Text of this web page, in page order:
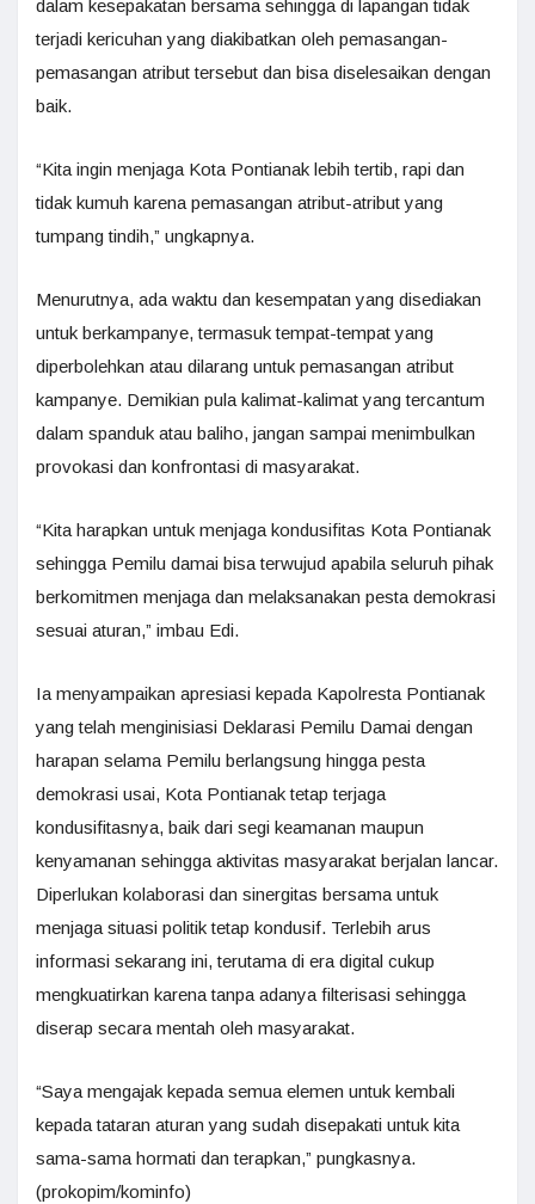
dalam kesepakatan bersama sehingga di lapangan tidak
terjadi kericuhan yang diakibatkan oleh pemasangan-
pemasangan atribut tersebut dan bisa diselesaikan dengan
baik.
“Kita ingin menjaga Kota Pontianak lebih tertib, rapi dan
tidak kumuh karena pemasangan atribut-atribut yang
tumpang tindih,” ungkapnya.
Menurutnya, ada waktu dan kesempatan yang disediakan
untuk berkampanye, termasuk tempat-tempat yang
diperbolehkan atau dilarang untuk pemasangan atribut
kampanye. Demikian pula kalimat-kalimat yang tercantum
dalam spanduk atau baliho, jangan sampai menimbulkan
provokasi dan konfrontasi di masyarakat.
“Kita harapkan untuk menjaga kondusifitas Kota Pontianak
sehingga Pemilu damai bisa terwujud apabila seluruh pihak
berkomitmen menjaga dan melaksanakan pesta demokrasi
sesuai aturan,” imbau Edi.
Ia menyampaikan apresiasi kepada Kapolresta Pontianak
yang telah menginisiasi Deklarasi Pemilu Damai dengan
harapan selama Pemilu berlangsung hingga pesta
demokrasi usai, Kota Pontianak tetap terjaga
kondusifitasnya, baik dari segi keamanan maupun
kenyamanan sehingga aktivitas masyarakat berjalan lancar.
Diperlukan kolaborasi dan sinergitas bersama untuk
menjaga situasi politik tetap kondusif. Terlebih arus
informasi sekarang ini, terutama di era digital cukup
mengkuatirkan karena tanpa adanya filterisasi sehingga
diserap secara mentah oleh masyarakat.
“Saya mengajak kepada semua elemen untuk kembali
kepada tataran aturan yang sudah disepakati untuk kita
sama-sama hormati dan terapkan,” pungkasnya.
(prokopim/kominfo)